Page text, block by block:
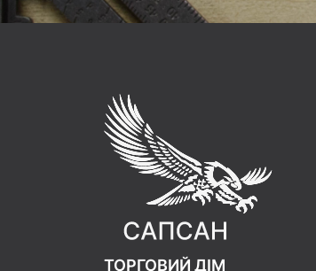
ТОРГОВИЙ ДІМ